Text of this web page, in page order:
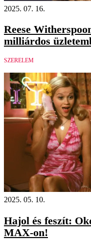
2025. 07. 16.
Reese
milliárdos
SZERELEM
2025. 05. 10.
Hajol és feszít:
MAX-on!